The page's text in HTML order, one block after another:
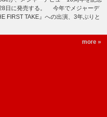
日に発売する。 今年でメジャーデ
FIRST TAKE』への出演、3年ぶりと
more »